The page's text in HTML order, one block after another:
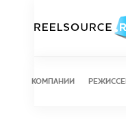
КОМПАНИИ